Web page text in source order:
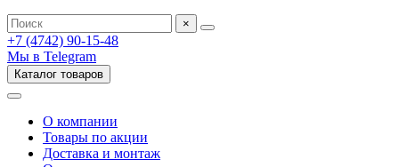
×
+7 (4742) 90-15-48
Мы в Telegram
Каталог товаров
О компании
Товары по акции
Доставка и монтаж